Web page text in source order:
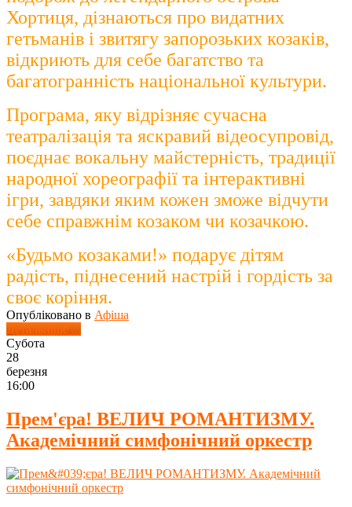
Хортиця, дізнаються про видатних
гетьманів і звитягу запорозьких козаків,
відкриють для себе багатство та
багатогранність національної культури.
Програма, яку відрізняє сучасна
театралізація та яскравий відеосупровід,
поєднає вокальну майстерність, традиції
народної хореографії та інтерактивні
ігри, завдяки яким кожен зможе відчути
себе справжнім козаком чи козачкою.
«Будьмо козаками!» подарує дітям
радість, піднесений настрій і гордість за
своє коріння.
Опубліковано в Афіша
Детальніше ...
Субота
28
березня
16:00
Прем'єра! ВЕЛИЧ РОМАНТИЗМУ.
Академічний симфонічний оркестр